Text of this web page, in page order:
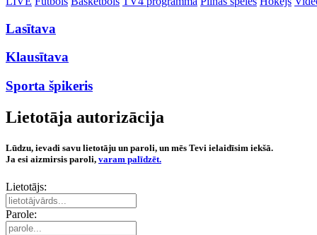
Lasītava
Klausītava
Sporta špikeris
Lietotāja autorizācija
Lūdzu, ievadi savu lietotāju un paroli, un mēs Tevi ielaidīsim iekšā.
Ja esi aizmirsis paroli, varam palīdzēt.
Lietotājs:
Parole: